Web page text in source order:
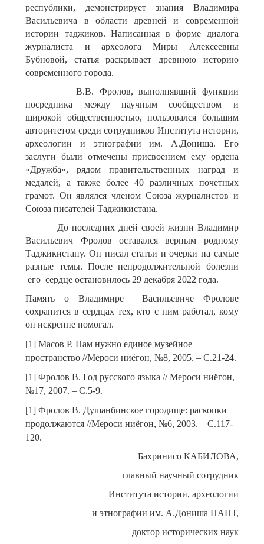
республики, демонстрирует знания Владимира
Васильевича в области древней и современной
истории таджиков. Написанная в форме диалога
журналиста и археолога Миры Алексеевны
Бубновой, статья раскрывает древнюю историю
современного города.
В.В. Фролов, выполнявший функции
посредника между научным сообществом и
широкой общественностью, пользовался большим
авторитетом среди сотрудников Института истории,
археологии и этнографии им. А.Дониша. Его
заслуги были отмечены присвоением ему ордена
«Дружба», рядом правительственных наград и
медалей, а также более 40 различных почетных
грамот. Он являлся членом Союза журналистов и
Союза писателей Таджикистана.
До последних дней своей жизни Владимир
Васильевич Фролов оставался верным родному
Таджикистану. Он писал статьи и очерки на самые
разные темы. После непродолжительной болезни
его сердце остановилось 29 декабря 2022 года.
Память о Владимире Васильевиче Фролове
сохранится в сердцах тех, кто с ним работал, кому
он искренне помогал.
[1] Масов Р. Нам нужно единое музейное
пространство //Мероси ниёгон, №8, 2005. – С.21-24.
[1] Фролов В. Год русского языка // Мероси ниёгон,
№17, 2007. – С.5-9.
[1] Фролов В. Душанбинское городище: раскопки
продолжаются //Мероси ниёгон, №6, 2003. – С.117-
120.
Бахринисо КАБИЛОВА,
главный научный сотрудник
Института истории, археологии
и этнографии им. А.Дониша НАНТ,
доктор исторических наук